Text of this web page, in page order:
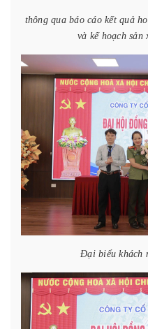
thông qua báo cáo kết quả
và kế hoạch sản
Đại biểu khách